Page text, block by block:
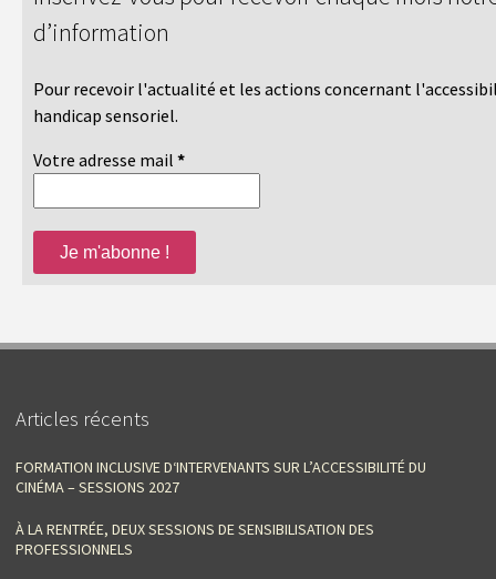
d’information
Pour recevoir l'actualité et les actions concernant
handicap sensoriel.
Votre adresse mail *
Articles récents
FORMATION INCLUSIVE D‘INTERVENANTS SUR L’ACCESSIBILITÉ DU
CINÉMA – SESSIONS 2027
À LA RENTRÉE, DEUX SESSIONS DE SENSIBILISATION DES
PROFESSIONNELS